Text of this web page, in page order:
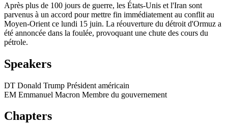
Après plus de 100 jours de guerre, les États-Unis et l'Iran sont
parvenus à un accord pour mettre fin immédiatement au conflit au
Moyen-Orient ce lundi 15 juin. La réouverture du détroit d'Ormuz a
été annoncée dans la foulée, provoquant une chute des cours du
pétrole.
Speakers
DT Donald Trump Président américain
EM Emmanuel Macron Membre du gouvernement
Chapters